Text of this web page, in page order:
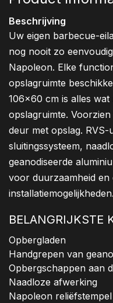
Beschrijving
Uw eigen barbecue-
nog nooit zo
Napoleon. Elke
opslagruimte
106x60 cm is alles
opslagruimte.
deur met opslag.
sluitingssysteem,
geanodiseerde
voor duurzaamheid en
installatiemogelijkheden.
BELANGRIJKSTE
Opbergladen
Handgrepen van
Opbergschappen aan
Naadloze afwerking
Napoleon reliëfstempel